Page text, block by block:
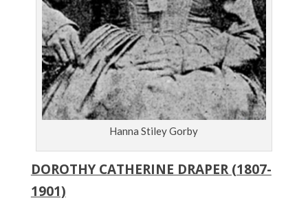
Hanna Stiley Gorby
DOROTHY CATHERINE DRAPER (1807-
1901)